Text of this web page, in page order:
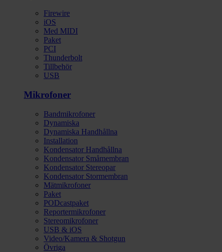
Firewire
iOS
Med MIDI
Paket
PCI
Thunderbolt
Tillbehör
USB
Mikrofoner
Bandmikrofoner
Dynamiska
Dynamiska Handhållna
Installation
Kondensator Handhållna
Kondensator Småmembran
Kondensator Stereopar
Kondensator Stormembran
Mätmikrofoner
Paket
PODcastpaket
Reportermikrofoner
Stereomikrofoner
USB & iOS
Video/Kamera & Shotgun
Övriga